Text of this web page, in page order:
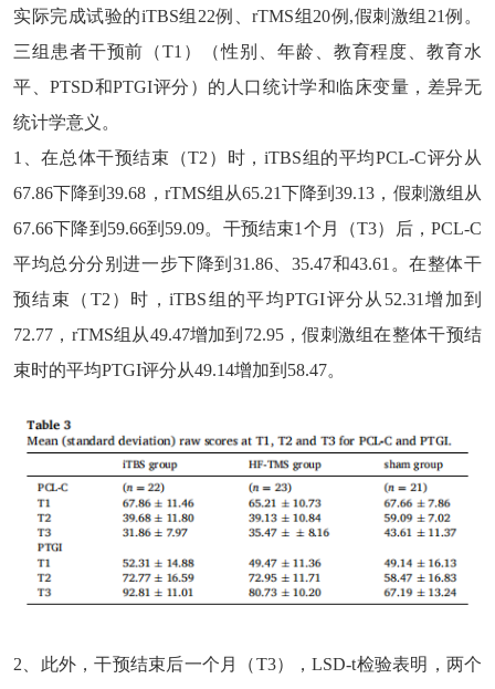
实际完成试验的iTBS组22例、rTMS组20例,假刺激组21例。
三组患者干预前（T1）（性别、年龄、教育程度、教育水
平、PTSD和PTGI评分）的人口统计学和临床变量，差异无
统计学意义。
1、在总体干预结束（T2）时，iTBS组的平均PCL-C评分从
67.86下降到39.68，rTMS组从65.21下降到39.13，假刺激组从
67.66下降到59.66到59.09。干预结束1个月（T3）后，PCL-C
平均总分分别进一步下降到31.86、35.47和43.61。在整体干
预结束（T2）时，iTBS组的平均PTGI评分从52.31增加到
72.77，rTMS组从49.47增加到72.95，假刺激组在整体干预结
束时的平均PTGI评分从49.14增加到58.47。
2、 此外，干预结束后一个月（T3），LSD-t检验表明，两个